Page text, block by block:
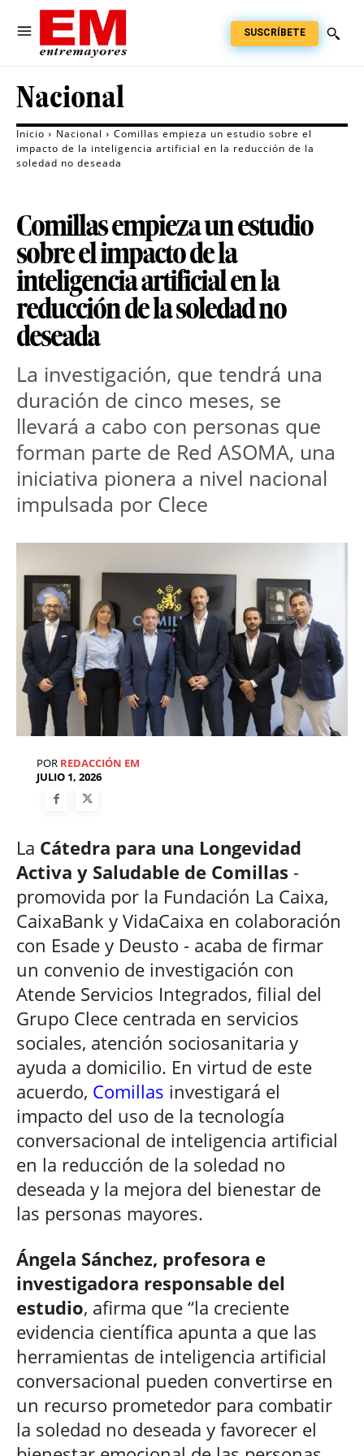
SUSCRÍBETE
Nacional
Inicio Nacional
Comillas empieza un estudio sobre el
impacto de la inteligencia artificial en la reducción de la
soledad no deseada
Comillas empieza un estudio
sobre el impacto de la
inteligencia artificial en la
reducción de la soledad no
deseada
La investigación, que tendrá una
duración de cinco meses, se
llevará a cabo con personas que
forman parte de Red ASOMA, una
iniciativa pionera a nivel nacional
impulsada por Clece
POR REDACCIÓN EM
JULIO 1, 2026
La Cátedra para una Longevidad
Activa y Saludable de Comillas -
promovida por la Fundación La Caixa,
CaixaBank y VidaCaixa en colaboración
con Esade y Deusto - acaba de firmar
un convenio de investigación con
Atende Servicios Integrados, filial del
Grupo Clece centrada en servicios
sociales, atención sociosanitaria y
ayuda a domicilio. En virtud de este
acuerdo, Comillas investigará el
impacto del uso de la tecnología
conversacional de inteligencia artificial
en la reducción de la soledad no
deseada y la mejora del bienestar de
las personas mayores.
Ángela Sánchez, profesora e
investigadora responsable del
estudio, afirma que “la creciente
evidencia científica apunta a que las
herramientas de inteligencia artificial
conversacional pueden convertirse en
un recurso prometedor para combatir
la soledad no deseada y favorecer el